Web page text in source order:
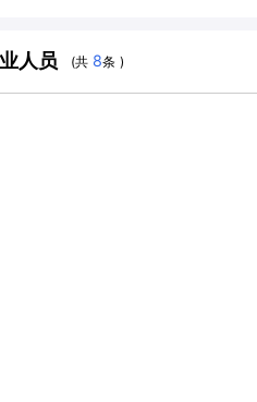
人员 (共 8条 )